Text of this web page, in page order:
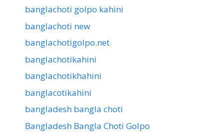
banglachoti golpo kahini
banglachoti new
banglachotigolpo.net
banglachotikahini
banglachotikhahini
banglacotikahini
bangladesh bangla choti
Bangladesh Bangla Choti Golpo